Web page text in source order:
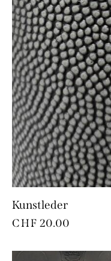
Kunstleder
CHF 20.00